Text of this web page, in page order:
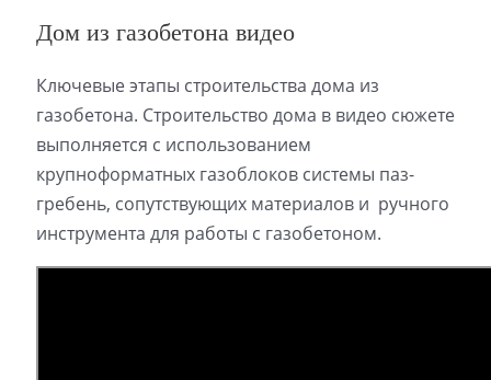
Дом из газобетона видео
Ключевые этапы строительства дома из
газобетона. Строительство дома в видео сюжете
выполняется с использованием
крупноформатных газоблоков системы паз-
гребень, сопутствующих материалов и ручного
инструмента для работы с газобетоном.